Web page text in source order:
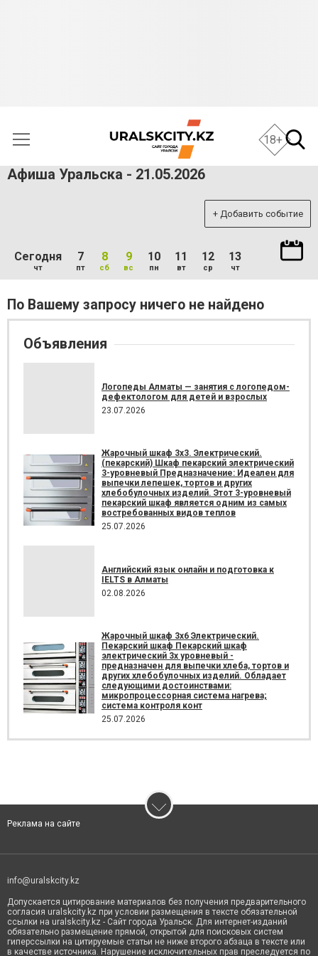
18+
Афиша Уральска - 21.05.2026
+ Добавить событие
Сегодня
чт
7
пт
8
сб
9
вс
10
пн
11
вт
12
ср
13
чт
По Вашему запросу ничего не найдено
Объявления
Логопеды Алматы — занятия с логопедом-
дефектологом для детей и взрослых
23.07.2026
Жарочный шкаф 3х3. Электрический.
(пекарский) Шкаф пекарский электрический
3-уровневый Предназначение: Идеален для
выпечки лепешек, тортов и других
хлебобулочных изделий. Этот 3-уровневый
пекарский шкаф является одним из самых
востребованных видов теплов
25.07.2026
Английский язык онлайн и подготовка к
IELTS в Алматы
02.08.2026
Жарочный шкаф 3х6 Электрический.
Пекарский шкаф Пекарский шкаф
электрический 3х уровневый -
предназначен для выпечки хлеба, тортов и
других хлебобулочных изделий. Обладает
следующими достоинствами:
микропроцессорная система нагрева;
система контроля конт
25.07.2026
Реклама на сайте
info@uralskcity.kz
Допускается цитирование материалов без получения предварительного
согласия uralskcity.kz при условии размещения в тексте обязательной
ссылки на uralskcity.kz - Сайт города Уральск. Для интернет-изданий
обязательно размещение прямой, открытой для поисковых систем
гиперссылки на цитируемые статьи не ниже второго абзаца в тексте или
в качестве источника. Нарушение исключительных прав преследуется по